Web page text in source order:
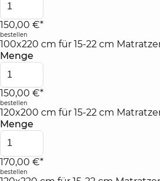
150,00 €*
bestellen
100x220 cm für 15-22 cm
Menge
150,00 €*
bestellen
120x200 cm für 15-22 cm
Menge
170,00 €*
bestellen